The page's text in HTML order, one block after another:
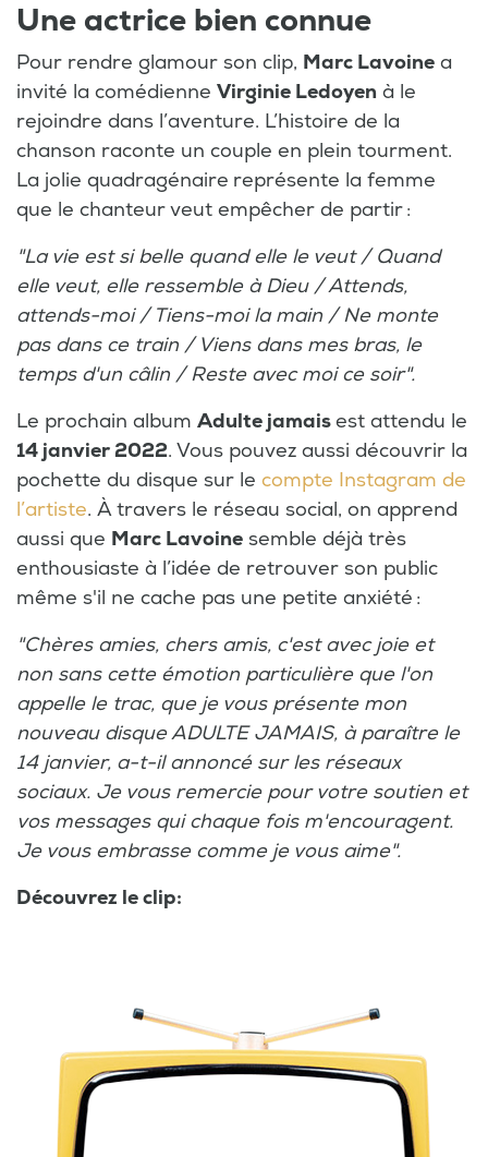
Une actrice bien connue
Pour rendre glamour son clip, Marc Lavoine a
invité la comédienne Virginie Ledoyen à le
rejoindre dans l’aventure. L’histoire de la
chanson raconte un couple en plein tourment.
La jolie quadragénaire représente la femme
que le chanteur veut empêcher de partir :
"La vie est si belle quand elle le veut / Quand
elle veut, elle ressemble à Dieu / Attends,
attends-moi / Tiens-moi la main / Ne monte
pas dans ce train / Viens dans mes bras, le
temps d'un câlin / Reste avec moi ce soir".
Le prochain album Adulte jamaisest attendu le
14 janvier 2022. Vous pouvez aussi découvrir la
pochette du disque sur le compte Instagram de
l’artiste. À travers le réseau social, on apprend
aussi que Marc Lavoine semble déjà très
enthousiaste à l’idée de retrouver son public
même s'il ne cache pas une petite anxiété :
"Chères amies, chers amis, c'est avec joie et
non sans cette émotion particulière que l'on
appelle le trac, que je vous présente mon
nouveau disque ADULTE JAMAIS, à paraître le
14 janvier, a-t-il annoncé sur les réseaux
sociaux. Je vous remercie pour votre soutien et
vos messages qui chaque fois m'encouragent.
Je vous embrasse comme je vous aime".
Découvrez le clip: